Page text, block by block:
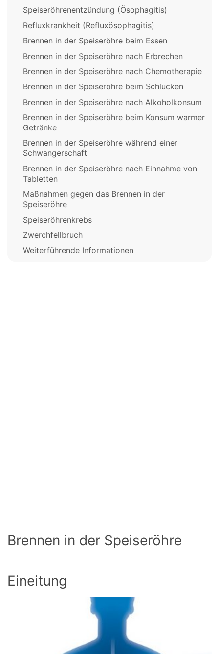
Speiseröhrenentzündung (Ösophagitis)
Refluxkrankheit (Refluxösophagitis)
Brennen in der Speiseröhre beim Essen
Brennen in der Speiseröhre nach Erbrechen
Brennen in der Speiseröhre nach Chemotherapie
Brennen in der Speiseröhre beim Schlucken
Brennen in der Speiseröhre nach Alkoholkonsum
Brennen in der Speiseröhre beim Konsum warmer
Getränke
Brennen in der Speiseröhre während einer
Schwangerschaft
Brennen in der Speiseröhre nach Einnahme von
Tabletten
Maßnahmen gegen das Brennen in der
Speiseröhre
Speiseröhrenkrebs
Zwerchfellbruch
Weiterführende Informationen
Brennen in der Speiseröhre
Eineitung